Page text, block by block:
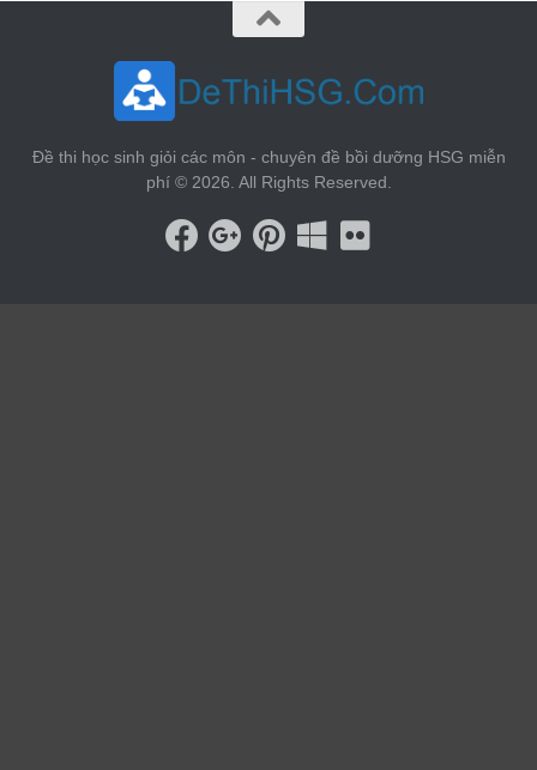
Đề thi học sinh giỏi các môn - chuyên đề bồi dưỡng HSG miễn
phí © 2026. All Rights Reserved.